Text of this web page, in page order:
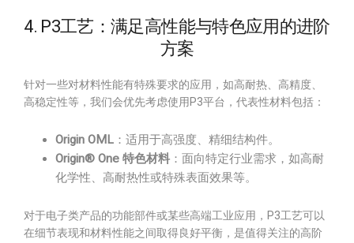
4. P3工艺：满足高性能与特色应用的进阶
方案
针对一些对材料性能有特殊要求的应用，如高耐热、高精度、
高稳定性等，我们会优先考虑使用P3平台，代表性材料包括：
Origin OML ：适用于高强度、精细结构件。
Origin® One 特色材料 ：面向特定行业需求，如高耐
化学性、高耐热性或特殊表面效果等。
对于电子类产品的功能部件或某些高端工业应用，P3工艺可以
在细节表现和材料性能之间取得良好平衡，是值得关注的高阶